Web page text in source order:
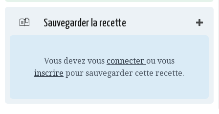
Sauvegarder la recette
Vous devez vous connecter ou vous
inscrire pour sauvegarder cette recette.